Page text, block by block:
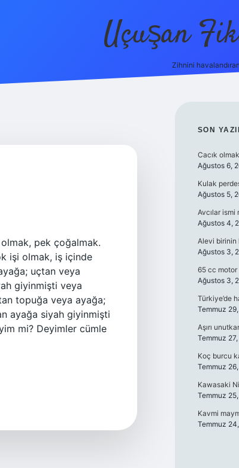
Uçuşan
Zihnini
pek çoğalmak.
işi olmak, iş içinde
uçtan veya
giyinmişti veya
topuğa veya ayağa;
ayağa siyah giyinmişti
mi? Deyimler cümle
SON
Cacık
Ağustos 6,
Kulak
Ağustos 5,
Avcılar ismi
Ağustos 4,
Alevi birinin
Ağustos 3,
65 cc motor
Ağustos 3,
Türkiye’de
Temmuz
Aşırı
Temmuz
Koç burcu
Temmuz
Kawasaki
Temmuz
Kavmi
Temmuz